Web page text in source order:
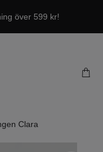
över 599 kr!
Clara